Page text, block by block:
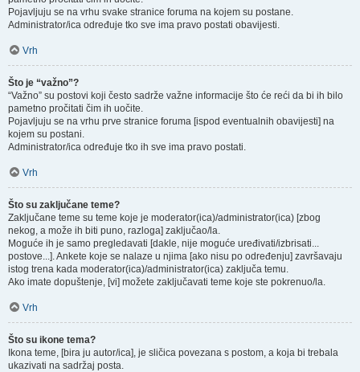
Pojavljuju se na vrhu svake stranice foruma na kojem su postane.
Administrator/ica određuje tko sve ima pravo postati obavijesti.
Vrh
Što je “važno”?
“Važno” su postovi koji često sadrže važne informacije što će reći da bi ih bilo
pametno pročitati čim ih uočite.
Pojavljuju se na vrhu prve stranice foruma [ispod eventualnih obavijesti] na
kojem su postani.
Administrator/ica određuje tko ih sve ima pravo postati.
Vrh
Što su zaključane teme?
Zaključane teme su teme koje je moderator(ica)/administrator(ica) [zbog
nekog, a može ih biti puno, razloga] zaključao/la.
Moguće ih je samo pregledavati [dakle, nije moguće uređivati/izbrisati...
postove...]. Ankete koje se nalaze u njima [ako nisu po određenju] završavaju
istog trena kada moderator(ica)/administrator(ica) zaključa temu.
Ako imate dopuštenje, [vi] možete zaključavati teme koje ste pokrenuo/la.
Vrh
Što su ikone tema?
Ikona teme, [bira ju autor/ica], je sličica povezana s postom, a koja bi trebala
ukazivati na sadržaj posta.